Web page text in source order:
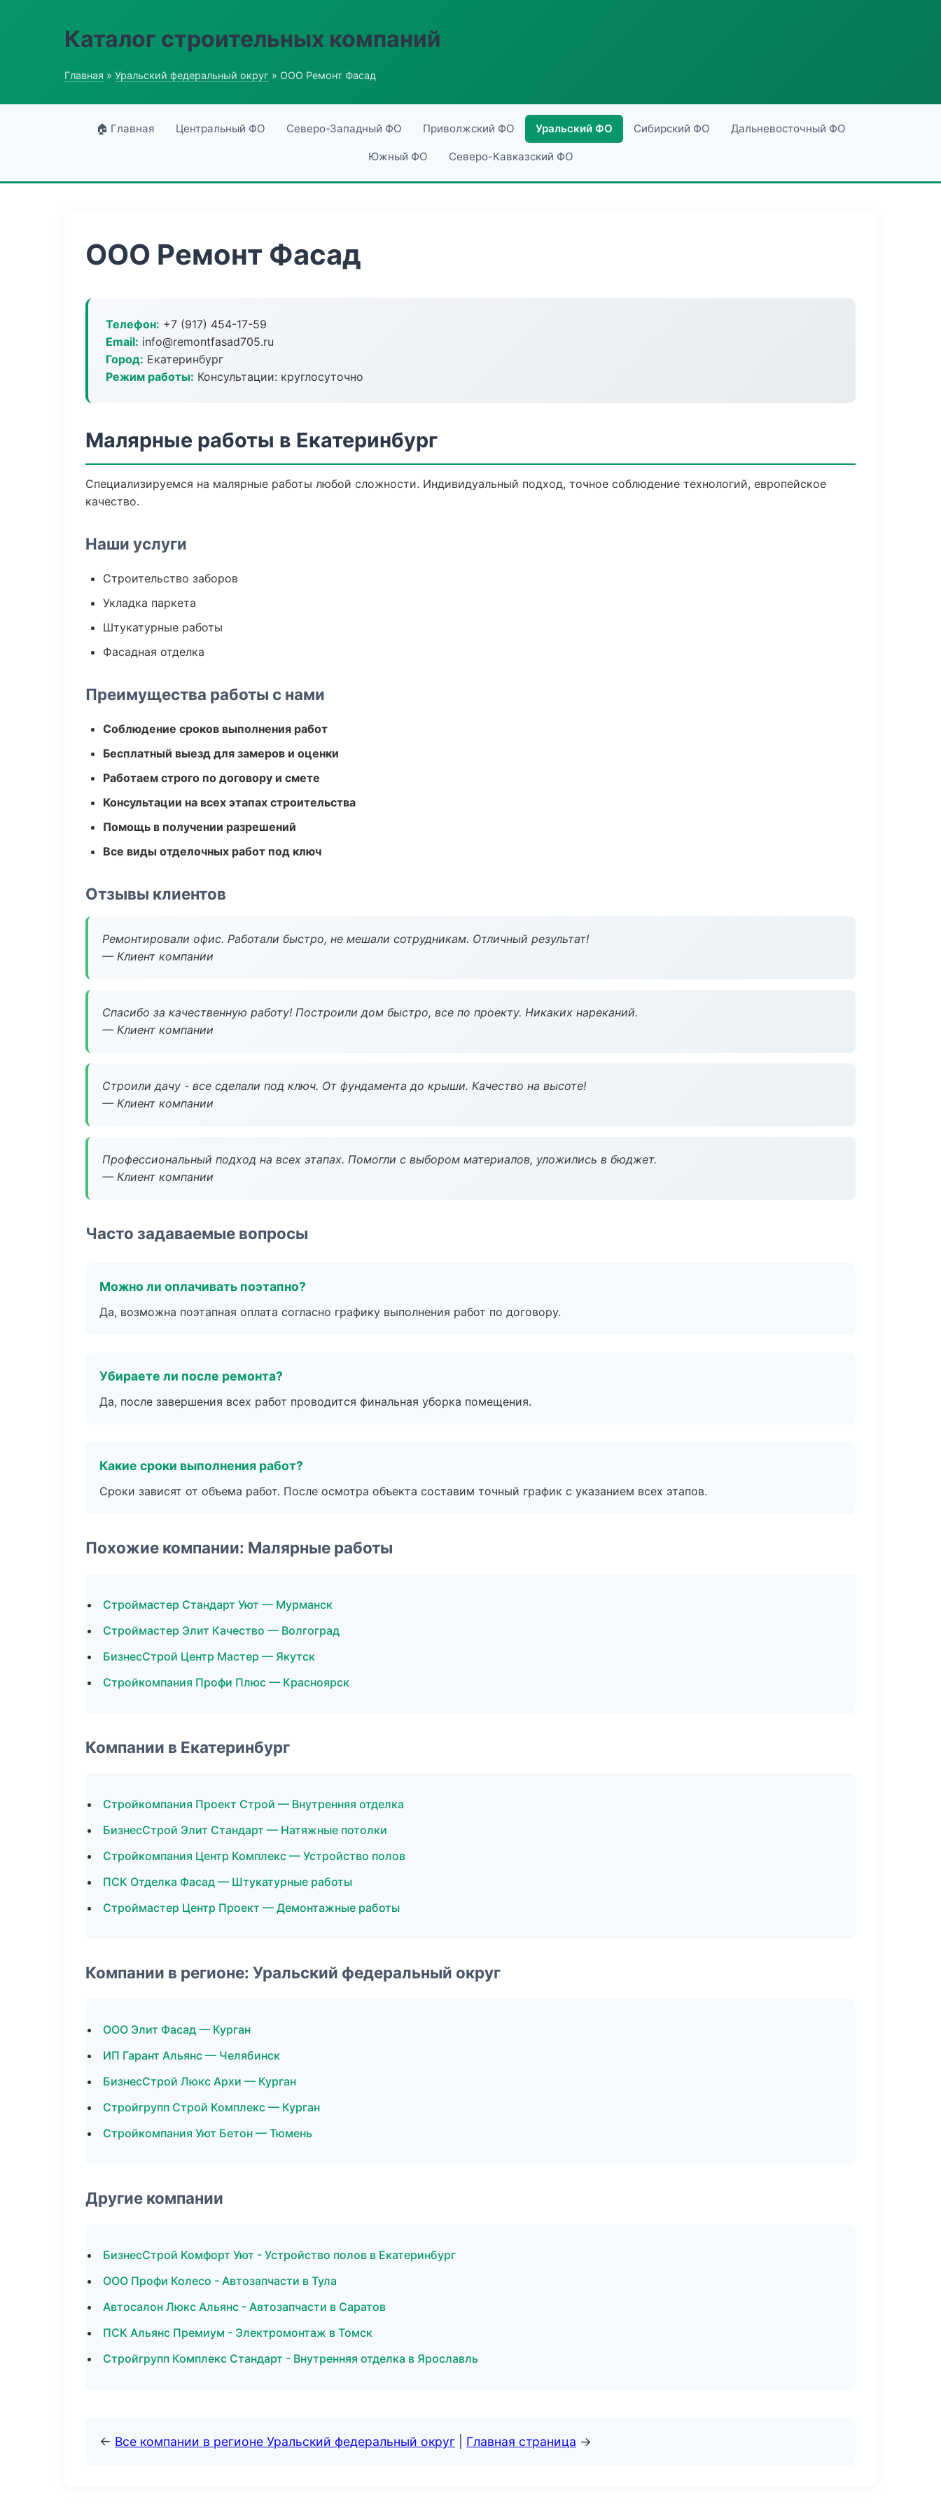
Каталог строительных компаний
Главная » Уральский федеральный округ » ООО Ремонт Фасад
🏠 Главная Центральный ФО Северо-Западный ФО Приволжский ФО Уральский ФО Сибирский ФО Дальневосточный ФО
Южный ФО Северо-Кавказский ФО
ООО Ремонт Фасад
Телефон: +7 (917) 454-17-59
Email: info@remontfasad705.ru
Город: Екатеринбург
Режим работы: Консультации: круглосуточно
Малярные работы в Екатеринбург
Специализируемся на малярные работы любой сложности. Индивидуальный подход, точное соблюдение технологий, европейское
качество.
Наши услуги
Строительство заборов
Укладка паркета
Штукатурные работы
Фасадная отделка
Преимущества работы с нами
Соблюдение сроков выполнения работ
Бесплатный выезд для замеров и оценки
Работаем строго по договору и смете
Консультации на всех этапах строительства
Помощь в получении разрешений
Все виды отделочных работ под ключ
Отзывы клиентов
Ремонтировали офис. Работали быстро, не мешали сотрудникам. Отличный результат!
— Клиент компании
Спасибо за качественную работу! Построили дом быстро, все по проекту. Никаких нареканий.
— Клиент компании
Строили дачу - все сделали под ключ. От фундамента до крыши. Качество на высоте!
— Клиент компании
Профессиональный подход на всех этапах. Помогли с выбором материалов, уложились в бюджет.
— Клиент компании
Часто задаваемые вопросы
Можно ли оплачивать поэтапно?
Да, возможна поэтапная оплата согласно графику выполнения работ по договору.
Убираете ли после ремонта?
Да, после завершения всех работ проводится финальная уборка помещения.
Какие сроки выполнения работ?
Сроки зависят от объема работ. После осмотра объекта составим точный график с указанием всех этапов.
Похожие компании: Малярные работы
Строймастер Стандарт Уют — Мурманск
Строймастер Элит Качество — Волгоград
БизнесСтрой Центр Мастер — Якутск
Стройкомпания Профи Плюс — Красноярск
Компании в Екатеринбург
Стройкомпания Проект Строй — Внутренняя отделка
БизнесСтрой Элит Стандарт — Натяжные потолки
Стройкомпания Центр Комплекс — Устройство полов
ПСК Отделка Фасад — Штукатурные работы
Строймастер Центр Проект — Демонтажные работы
Компании в регионе: Уральский федеральный округ
ООО Элит Фасад — Курган
ИП Гарант Альянс — Челябинск
БизнесСтрой Люкс Архи — Курган
Стройгрупп Строй Комплекс — Курган
Стройкомпания Уют Бетон — Тюмень
Другие компании
БизнесСтрой Комфорт Уют - Устройство полов в Екатеринбург
ООО Профи Колесо - Автозапчасти в Тула
Автосалон Люкс Альянс - Автозапчасти в Саратов
ПСК Альянс Премиум - Электромонтаж в Томск
Стройгрупп Комплекс Стандарт - Внутренняя отделка в Ярославль
← Все компании в регионе Уральский федеральный округ Главная страница →